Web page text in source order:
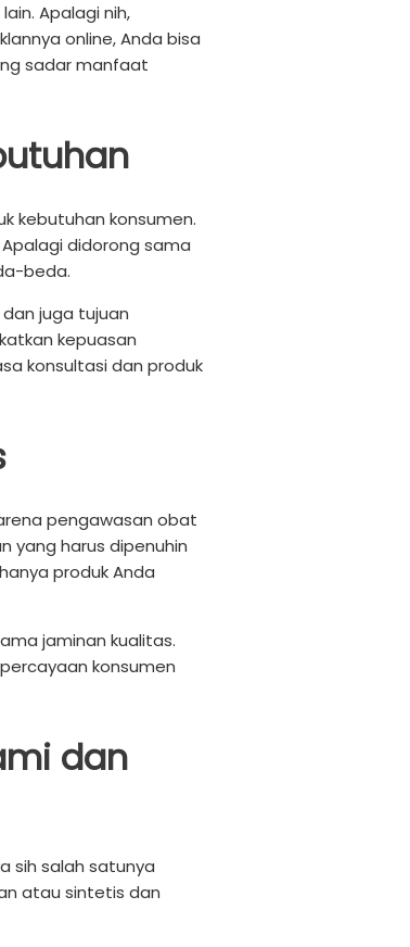
Apalagi nih,
online, Anda bisa
sadar manfaat
kebutuhan konsumen.
didorong sama
beda.
juga tujuan
kepuasan
konsultasi dan produk
pengawasan obat
yang harus dipenuhin
produk Anda
jaminan kualitas.
konsumen
dan
sih salah satunya
atau sintetis dan